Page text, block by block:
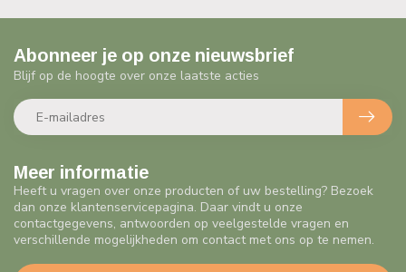
Meer informatie
Heeft u vragen over onze producten of uw bestelling? Bezoek
dan onze klantenservicepagina. Daar vindt u onze
contactgegevens, antwoorden op veelgestelde vragen en
verschillende mogelijkheden om contact met ons op te nemen.
Abonneer je op onze nieuwsbrief
Blijf op de hoogte over onze laatste acties